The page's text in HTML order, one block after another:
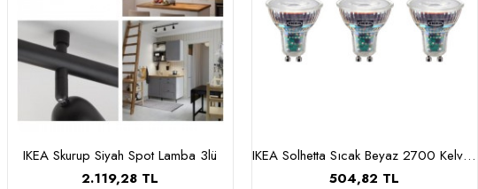
IKEA Skurup Siyah Spot Lamba 3lü
2.119,28 TL
IKEA Solhetta Sıcak Beyaz 2700 Kelvin 230 lm LED Ampul GU10 3lü
504,82 TL